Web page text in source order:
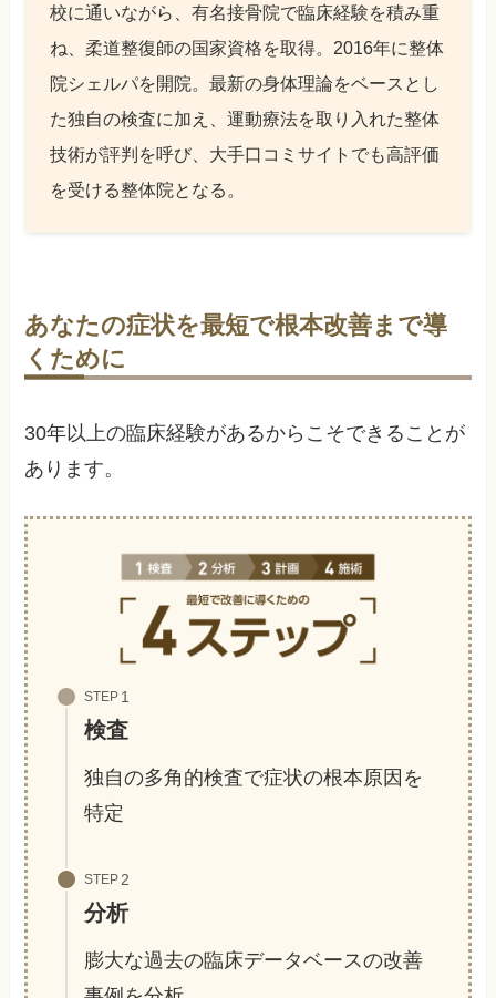
校に通いながら、有名接骨院で臨床経験を積み重
ね、柔道整復師の国家資格を取得。2016年に整体
院シェルパを開院。最新の身体理論をベースとし
た独自の検査に加え、運動療法を取り入れた整体
技術が評判を呼び、大手口コミサイトでも高評価
を受ける整体院となる。
あなたの症状を最短で根本改善まで導
くために
30年以上の臨床経験があるからこそできることが
あります。
STEP
検査
独自の多角的検査で症状の根本原因を
特定
STEP
分析
膨大な過去の臨床データベースの改善